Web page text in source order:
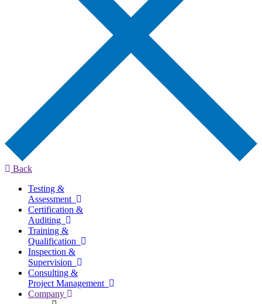
Back
Testing &
Assessment
Certification &
Auditing
Training &
Qualification
Inspection &
Supervision
Consulting &
Project Management
Company